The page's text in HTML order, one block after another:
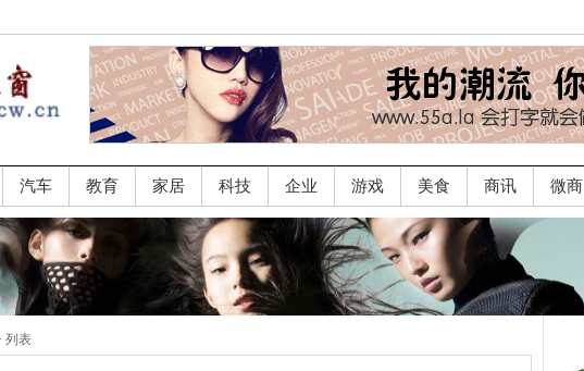
汽车 教育 家居 科技 企业 游戏 美食 商讯 微商
列表